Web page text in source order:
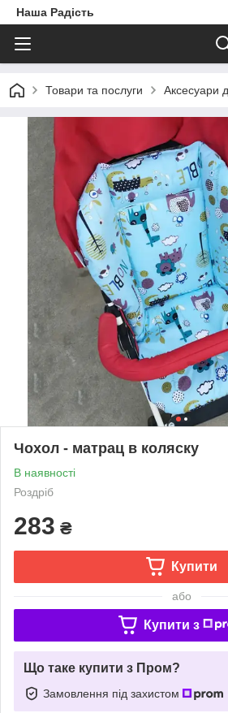
Наша Радість
Товари та послуги Аксесуари
Чохол - матрац в коляску
В наявності
Роздріб
283 ₴
Купити
або
Купити з
Що таке купити з Пром?
Замовлення під захистом